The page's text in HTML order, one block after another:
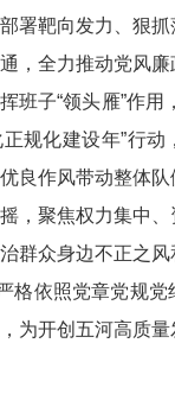
署靶向发力、狠
，全力推动党风
班子“领头雁”作用
规化建设年”行动
良作风带动整体
，聚焦权力集中
群众身边不正之
格依照党章党规
为开创五河高质